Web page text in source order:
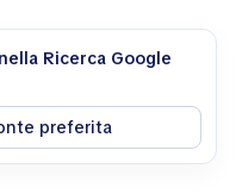
Ricerca Google
preferita